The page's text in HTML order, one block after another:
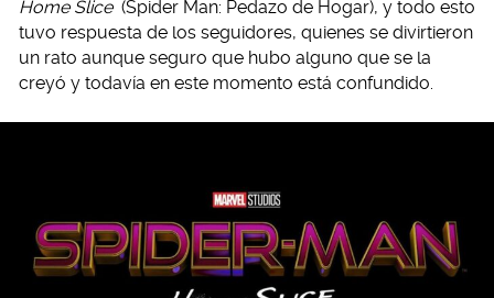
Home Slice (Spider Man: Pedazo de Hogar), y todo esto
tuvo respuesta de los seguidores, quienes se divirtieron
un rato aunque seguro que hubo alguno que se la
creyó y todavía en este momento está confundido.